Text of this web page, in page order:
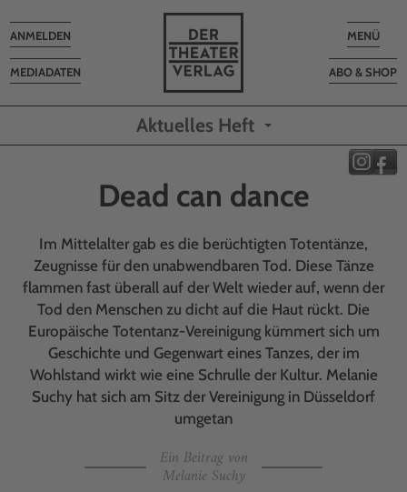
Toggle
MENÜ
ABO & SHOP
MEDIADATEN
Toggle
navigation
ANMELDEN
Aktuelles Heft
Dead can dance
Im Mittelalter gab es die berüchtigten Totentänze,
Zeugnisse für den unabwendbaren Tod. Diese Tänze
flammen fast überall auf der Welt wieder auf, wenn der
Tod den Menschen zu dicht auf die Haut rückt. Die
Europäische Totentanz-Vereinigung kümmert sich um
Geschichte und Gegenwart eines Tanzes, der im
Wohlstand wirkt wie eine Schrulle der Kultur. Melanie
Suchy hat sich am Sitz der Vereinigung in Düsseldorf
umgetan
Ein Beitrag von
Melanie Suchy